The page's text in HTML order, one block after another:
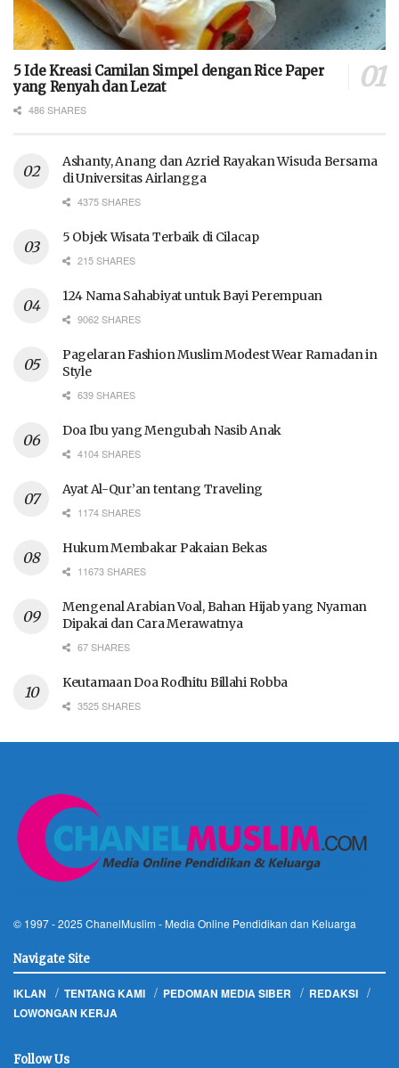
5 Ide Kreasi Camilan Simpel dengan Rice Paper
yang Renyah dan Lezat
486 SHARES
Ashanty, Anang dan Azriel Rayakan Wisuda Bersama
di Universitas Airlangga
4375 SHARES
5 Objek Wisata Terbaik di Cilacap
215 SHARES
124 Nama Sahabiyat untuk Bayi Perempuan
9062 SHARES
Pagelaran Fashion Muslim Modest Wear Ramadan in
Style
639 SHARES
Doa Ibu yang Mengubah Nasib Anak
4104 SHARES
Ayat Al-Qur’an tentang Traveling
1174 SHARES
Hukum Membakar Pakaian Bekas
11673 SHARES
Mengenal Arabian Voal, Bahan Hijab yang Nyaman
Dipakai dan Cara Merawatnya
67 SHARES
Keutamaan Doa Rodhitu Billahi Robba
3525 SHARES
© 1997 - 2025 ChanelMuslim - Media Online Pendidikan dan Keluarga
Navigate Site
IKLAN TENTANG KAMI PEDOMAN MEDIA SIBER
REDAKSI
LOWONGAN KERJA
Follow Us